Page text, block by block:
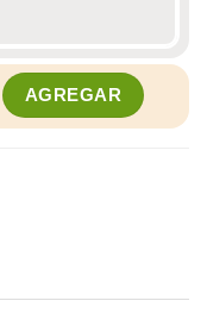
COLOR BLANCA
AGREGAR